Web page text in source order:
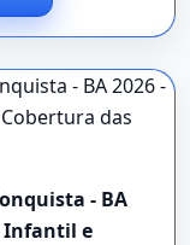
- BA
Infantil e